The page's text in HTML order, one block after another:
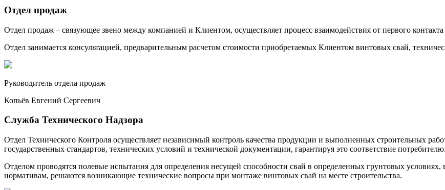
Отдел продаж
Отдел продаж – связующее звено между компанией и Клиентом, осуществляет процесс взаимодействия от первого
Отдел занимается консультацией, предварительным расчетом стоимости приобретаемых Клиентом винтовых свай,
Руководитель отдела продаж
Копьёв Евгений Сергеевич
Служба Технического Надзора
Отдел Технического Контроля осуществляет независимый контроль качества продукции и выполненных строительных
государственных стандартов, технических условий и технической документации, гарантируя это соответствие потребителю.
Отделом проводятся полевые испытания для определения несущей способности свай в определенных грунтовых условиях,
нормативам, решаются возникающие технические вопросы при монтаже винтовых свай на месте строительства.